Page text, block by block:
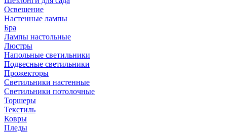
Освещение
Hастенные лампы
Бра
Лампы настольные
Люстры
Напольные светильники
Подвесные светильники
Прожекторы
Светильники настенные
Светильники потолочные
Торшеры
Текстиль
Ковры
Пледы